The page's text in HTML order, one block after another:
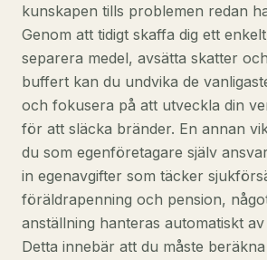
kunskapen tills problemen redan
Genom att tidigt skaffa dig ett
separera medel, avsätta skatter
buffert kan du undvika de
och fokusera på att utveckla din
för att släcka bränder. En annan
du som egenföretagare själv
in egenavgifter som täcker
föräldrapenning och pension,
anställning hanteras automatiskt
Detta innebär att du måste